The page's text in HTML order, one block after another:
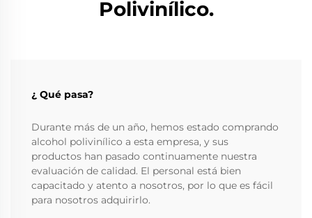
Polivinílico.
¿ Qué pasa?
Durante más de un año, hemos estado comprando
alcohol polivinílico a esta empresa, y sus
productos han pasado continuamente nuestra
evaluación de calidad. El personal está bien
capacitado y atento a nosotros, por lo que es fácil
para nosotros adquirirlo.